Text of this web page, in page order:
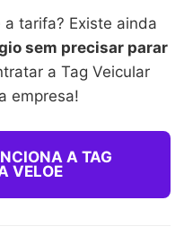
tarifa? Existe ainda
sem precisar parar
a Tag Veicular
empresa!
A TAG
VELOE